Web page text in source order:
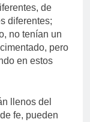
de
diferentes;
no tenían un
pero
en estos
llenos del
fe, pueden